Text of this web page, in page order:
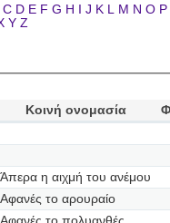
C D E F G H I J K L M N O P
Y Z
Κοινή ονομασία
Άπερα η αιχμή του ανέμου
Αφανές το αρουραίο